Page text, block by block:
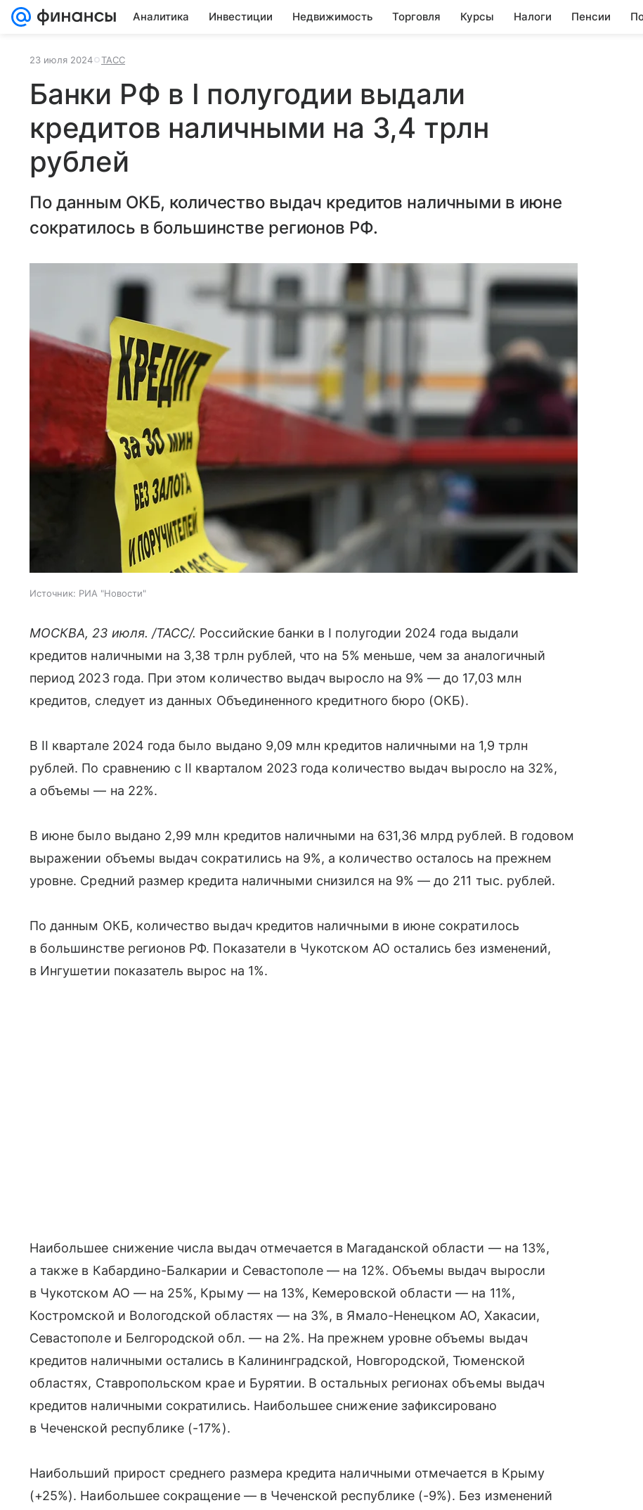
Аналитика Инвестиции Недвижимость Торговля Курсы Налоги Пенсии
23 июля 2024 ТАСС
Банки РФ в I полугодии выдали
кредитов наличными на 3,4 трлн
рублей
По данным ОКБ, количество выдач кредитов наличными в июне
сократилось в большинстве регионов РФ.
Источник: РИА "Новости"
МОСКВА, 23 июля. /ТАСС/. Российские банки в I полугодии 2024 года выдали
кредитов наличными на 3,38 трлн рублей, что на 5% меньше, чем за аналогичный
период 2023 года. При этом количество выдач выросло на 9% — до 17,03 млн
кредитов, следует из данных Объединенного кредитного бюро (ОКБ).
В II квартале 2024 года было выдано 9,09 млн кредитов наличными на 1,9 трлн
рублей. По сравнению с II кварталом 2023 года количество выдач выросло на 32%,
а объемы — на 22%.
В июне было выдано 2,99 млн кредитов наличными на 631,36 млрд рублей. В годовом
выражении объемы выдач сократились на 9%, а количество осталось на прежнем
уровне. Средний размер кредита наличными снизился на 9% — до 211 тыс. рублей.
По данным ОКБ, количество выдач кредитов наличными в июне сократилось
в большинстве регионов РФ. Показатели в Чукотском АО остались без изменений,
в Ингушетии показатель вырос на 1%.
Наибольшее снижение числа выдач отмечается в Магаданской области — на 13%,
а также в Кабардино-Балкарии и Севастополе — на 12%. Объемы выдач выросли
в Чукотском АО — на 25%, Крыму — на 13%, Кемеровской области — на 11%,
Костромской и Вологодской областях — на 3%, в Ямало-Ненецком АО, Хакасии,
Севастополе и Белгородской обл. — на 2%. На прежнем уровне объемы выдач
кредитов наличными остались в Калининградской, Новгородской, Тюменской
областях, Ставропольском крае и Бурятии. В остальных регионах объемы выдач
кредитов наличными сократились. Наибольшее снижение зафиксировано
в Чеченской республике (-17%).
Наибольший прирост среднего размера кредита наличными отмечается в Крыму
(+25%). Наибольшее сокращение — в Чеченской республике (-9%). Без изменений